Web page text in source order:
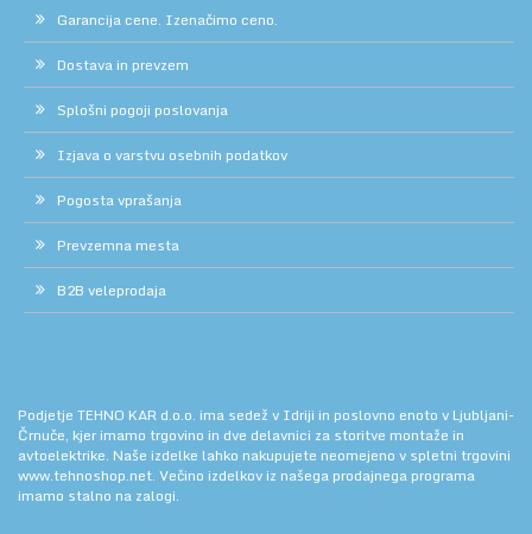
Garancija cene. Izenačimo ceno.
Dostava in prevzem
Splošni pogoji poslovanja
Izjava o varstvu osebnih podatkov
Pogosta vprašanja
Prevzemna mesta
B2B veleprodaja
Podjetje TEHNO KAR d.o.o. ima sedež v Idriji in poslovno enoto v Ljubljani-
Črnuče, kjer imamo trgovino in dve delavnici za storitve montaže in
avtoelektrike. Naše izdelke lahko nakupujete neomejeno v spletni trgovini
www.tehnoshop.net. Večino izdelkov iz našega prodajnega programa
imamo stalno na zalogi.